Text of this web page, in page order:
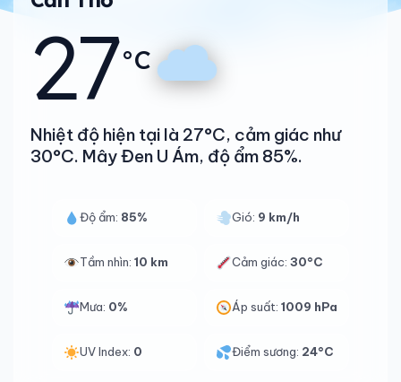
27°C
Nhiệt độ hiện tại là 27°C, cảm giác như
30°C. Mây Đen U Ám, độ ẩm 85%.
Độ ẩm: 85% Gió: 9 km/h
Tầm nhìn: 10 km Cảm giác:30°C
Mưa: 0% Áp suất:1009 hPa
UV Index: 0 Điểm sương: 24°C